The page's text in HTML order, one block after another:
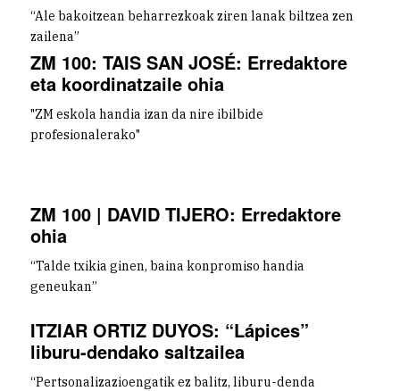
“Ale bakoitzean beharrezkoak ziren lanak biltzea zen
zailena”
ZM 100: TAIS SAN JOSÉ: Erredaktore
eta koordinatzaile ohia
"ZM eskola handia izan da nire ibilbide
profesionalerako"
ZM 100 | DAVID TIJERO: Erredaktore
ohia
“Talde txikia ginen, baina konpromiso handia
geneukan”
ITZIAR ORTIZ DUYOS: “Lápices”
liburu-dendako saltzailea
“Pertsonalizazioengatik ez balitz, liburu-denda